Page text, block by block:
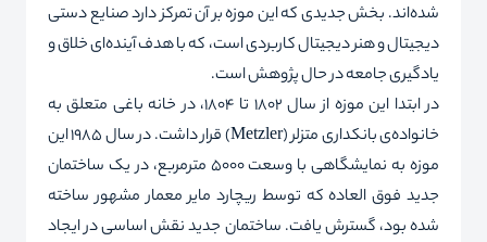
شده‌اند. بخش جدیدی که این موزه بر آن تمرکز دارد صنایع دستی
دیجیتال و هنر دیجیتال کاربردی است، که با هدف آینده‌ای خلاق و
یادگیری جامعه در حال پژوهش است.
در ابتدا این موزه از سال 1802 تا 1804، در خانه باغی متعلق به
خانواده‌ی بانکداری متزلر (Metzler
) قرار داشت. در سال 1985 این
موزه به نمایشگاهی با وسعت 5000 مترمربع، در یک ساختمان
جدید فوق العاده که توسط ریچارد مایر معمار مشهور ساخته
شده بود، گسترش یافت. ساختمان جدید نقش اساسی در ایجاد